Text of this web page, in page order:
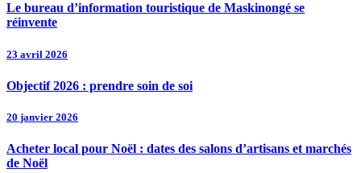
Le bureau d’information touristique de Maskinongé se
réinvente
23 avril 2026
Objectif 2026 : prendre soin de soi
20 janvier 2026
Acheter local pour Noël : dates des salons d’artisans et marchés
de Noël